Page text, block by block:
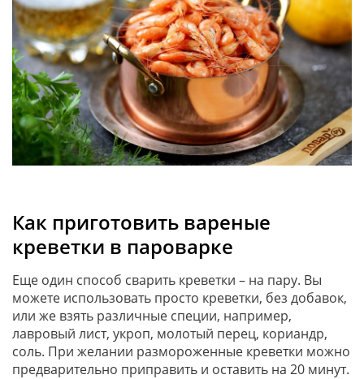
Как приготовить вареные
креветки в пароварке
Еще один способ сварить креветки – на пару. Вы
можете использовать просто креветки, без добавок,
или же взять различные специи, например,
лавровый лист, укроп, молотый перец, кориандр,
соль. При желании размороженные креветки можно
предварительно приправить и оставить на 20 минут.